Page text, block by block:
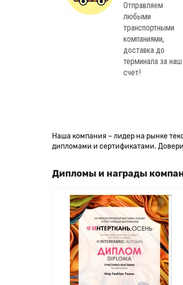
Отправляем
любыми
транспортными
компаниями,
доставка до
терминала за наш
счет!
Наша компания – лидер на рынке
дипломами и сертификатами.
Дипломы и награды